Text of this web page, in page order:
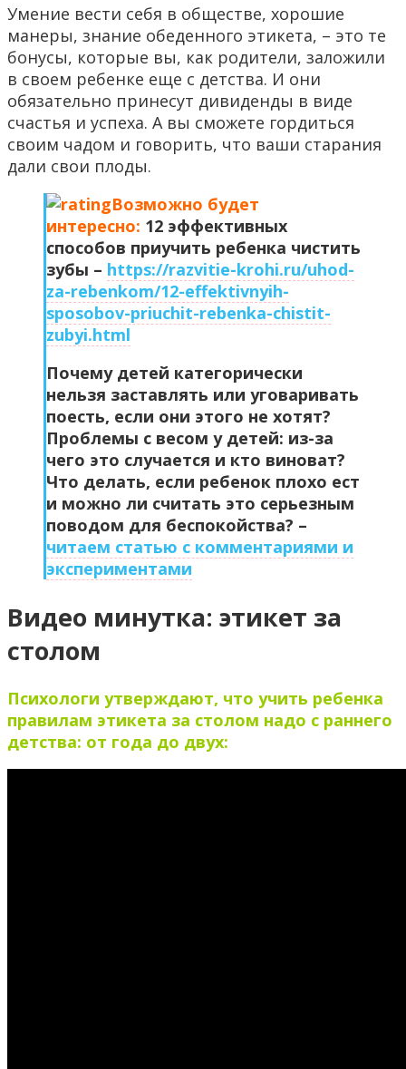
Умение вести себя в обществе, хорошие
манеры, знание обеденного этикета, – это те
бонусы, которые вы, как родители, заложили
в своем ребенке еще с детства. И они
обязательно принесут дивиденды в виде
счастья и успеха. А вы сможете гордиться
своим чадом и говорить, что ваши старания
дали свои плоды.
Возможно будет
интересно: 12 эффективных
способов приучить ребенка чистить
зубы – https://razvitie-krohi.ru/uhod-
za-rebenkom/12-effektivnyih-
sposobov-priuchit-rebenka-chistit-
zubyi.html
Почему детей категорически
нельзя заставлять или уговаривать
поесть, если они этого не хотят?
Проблемы с весом у детей: из-за
чего это случается и кто виноват?
Что делать, если ребенок плохо ест
и можно ли считать это серьезным
поводом для беспокойства? –
читаем статью с комментариями и
экспериментами
Видео минутка: этикет за
столом
Психологи утверждают, что учить ребенка
правилам этикета за столом надо с раннего
детства: от года до двух: